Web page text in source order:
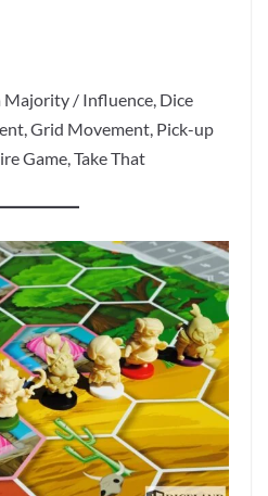
Majority / Influence, Dice
Grid Movement, Pick-up
Game, Take That